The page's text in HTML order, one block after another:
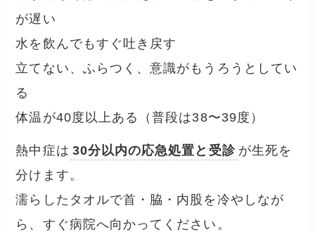
が遅い
水を飲んでもすぐ吐き戻す
立てない、ふらつく、意識がもうろうとしてい
る
体温が40度以上ある（普段は38〜39度）
熱中症は 30分以内の応急処置と受診 が生死を
分けます。
濡らしたタオルで首・脇・内股を冷やしなが
ら、すぐ病院へ向かってください。